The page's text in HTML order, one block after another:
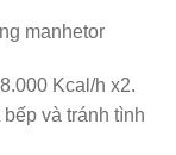
manhetor
Kcal/h x2.
và tránh tình